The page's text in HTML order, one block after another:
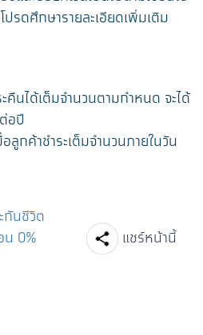
ปรดศึกษารายละเอียดเพิ่มเติม
ะคืนได้เต็มจำนวนตามกำหนด จะได้
อปี
ลูกค้าชำระเต็มจำนวนภายในวัน
กันชีวิต
0%
แชร์หน้านี้
Facebook
Line